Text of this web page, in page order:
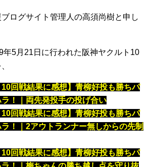
ログサイト管理人の高須尚樹と申し
年5月21日に行われた阪神ヤクルト10
10回戦結果に感想】青柳好投も勝ちパ
！｜両先発投手の投げ合い
10回戦結果に感想】青柳好投も勝ちパ
！｜2アウトランナー無しからの先制
10回戦結果に感想】青柳好投も勝ちパ